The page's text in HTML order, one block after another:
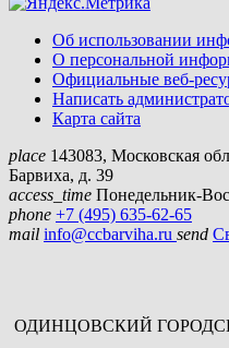
Об использовании
О персональной
Официальные веб-
Написать
Карта сайта
place 143083, Московская
Барвиха, д. 39
access_time Понедельник-
phone +7 (495) 635-62-65
mail info@ccbarviha.ru send
ОДИНЦОВСКИЙ